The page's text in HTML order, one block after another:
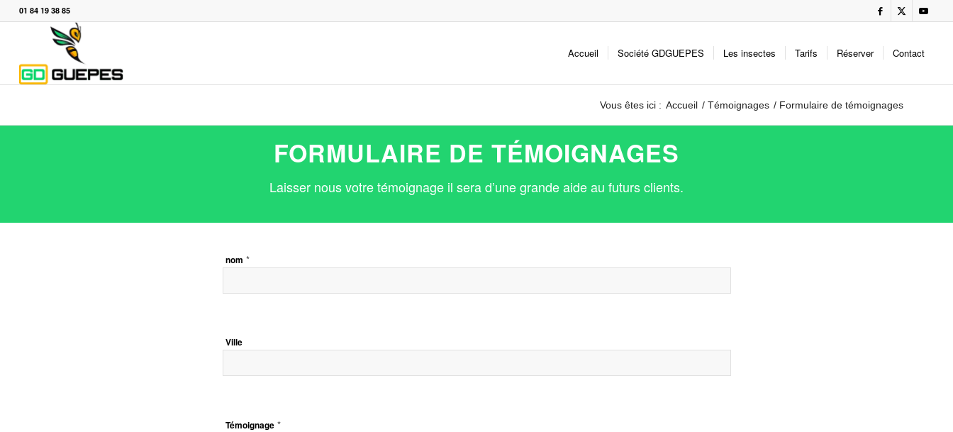
01 84 19 38 85
Accueil Société GDGUEPES Les insectes Tarifs Réserver Contact
Vous êtes ici : Accueil / Témoignages / Formulaire de témoignages
FORMULAIRE DE TÉMOIGNAGES
Laisser nous votre témoignage il sera d’une grande aide au futurs clients.
nom *
Ville
Témoignage*